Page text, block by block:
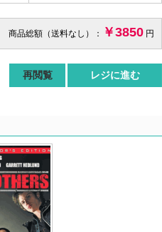
商品総額（送料なし）： ￥3850 円
再閲覧 レジに進む